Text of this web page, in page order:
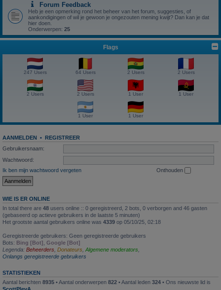
Forum Feedback
Heb je een opmerking rond het beheer van het forum, suggesties, of
aankondigingen of wil je gewoon je ongezouten mening kwijt? Dan kan je dat
hier doen.
Onderwerpen: 25
Flags
247 Users 64 Users 2 Users 2 Users
2 Users 2 Users 1 User 1 User
1 User 1 User
AANMELDEN • REGISTREER
Gebruikersnaam:
Wachtwoord:
Ik ben mijn wachtwoord vergeten
Onthouden
WIE IS ER ONLINE
In total there are 48 users online :: 0 geregistreerd, 2 bots, 0 verborgen and 46 gasten
(gebaseerd op actieve gebruikers in de laatste 5 minuten)
Het grootste aantal gebruikers online was 4339 op 05/10/25, 02:18
Geregistreerde gebruikers: Geen geregistreerde gebruikers
Bots: Bing [Bot] , Google [Bot]
Legenda: Beheerders, Donateurs,Algemene moderators,
Onlangs geregistreerde gebruikers
STATISTIEKEN
Aantal berichten 8935 • Aantal onderwerpen 822 • Aantal leden 324 • Ons nieuwste lid is